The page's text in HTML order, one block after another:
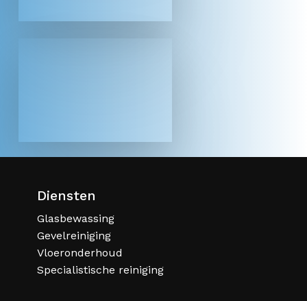
Diensten
Glasbewassing
Gevelreiniging
Vloeronderhoud
Specialistische reiniging